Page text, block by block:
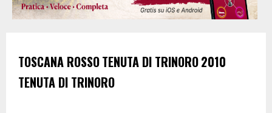
TOSCANA ROSSOTENUTA DI TRINORO2010
TENUTA DI TRINORO